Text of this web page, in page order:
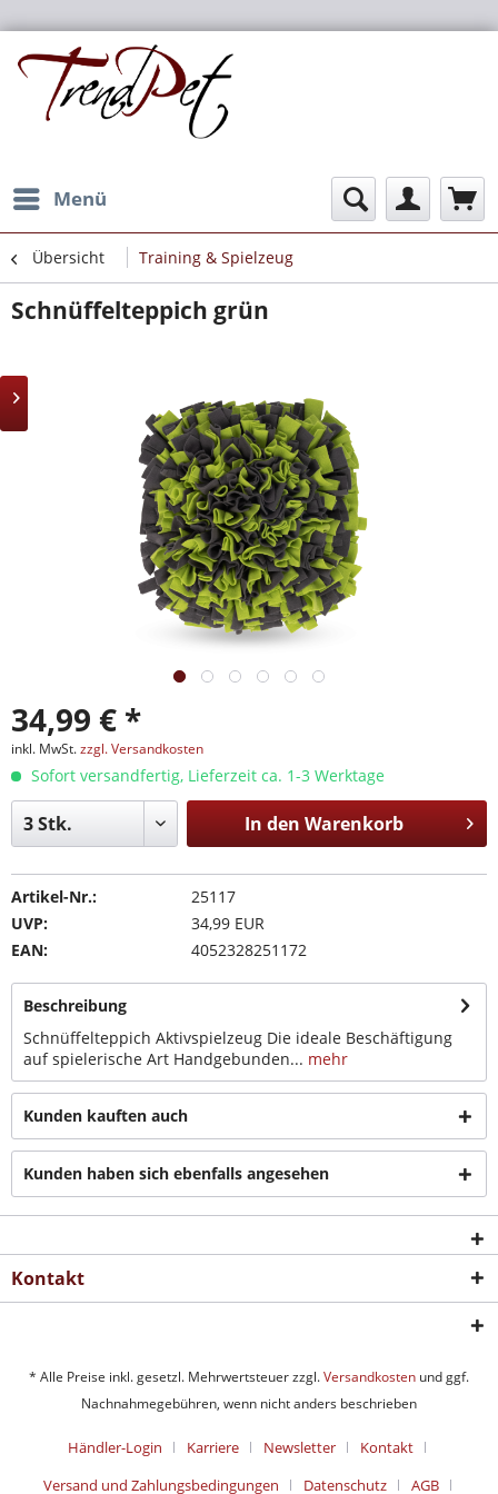
Menü
Übersicht Training & Spielzeug
Schnüffelteppich grün
34,99 € *
inkl. MwSt.zzgl. Versandkosten
Sofort versandfertig, Lieferzeit ca. 1-3 Werktage
In den Warenkorb
Artikel-Nr.:
25117
UVP:
34,99 EUR
EAN:
4052328251172
Beschreibung
Schnüffelteppich Aktivspielzeug Die ideale Beschäftigung
auf spielerische Art Handgebunden... mehr
Kunden kauften auch
Kunden haben sich ebenfalls angesehen
Kontakt
* Alle Preise inkl. gesetzl. Mehrwertsteuer zzgl.Versandkosten und ggf.
Nachnahmegebühren, wenn nicht anders beschrieben
Händler-Login Karriere Newsletter
Kontakt
Versand und Zahlungsbedingungen
Datenschutz AGB